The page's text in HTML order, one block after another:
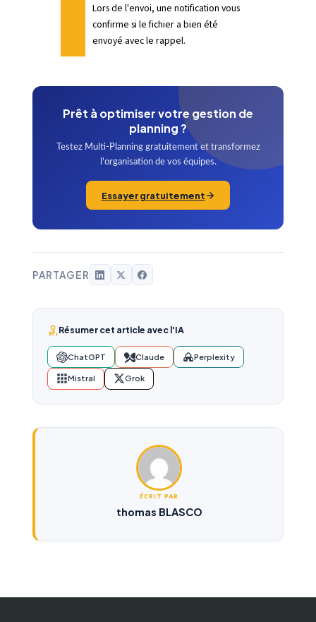
Lors de l'envoi, une notification vous
confirme si le fichier a bien été
envoyé avec le rappel.
Prêt à optimiser votre gestion de
planning ?
Testez Multi-Planning gratuitement et transformez
l'organisation de vos équipes.
Essayer gratuitement
PARTAGER
Résumer cet article avec l'IA
ChatGPT Claude Perplexity
Mistral Grok
ÉCRIT PAR
thomas BLASCO